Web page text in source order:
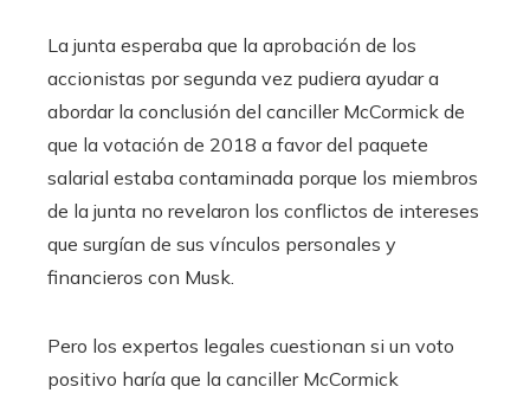
La junta esperaba que la aprobación de los
accionistas por segunda vez pudiera ayudar a
abordar la conclusión del canciller McCormick de
que la votación de 2018 a favor del paquete
salarial estaba contaminada porque los miembros
de la junta no revelaron los conflictos de intereses
que surgían de sus vínculos personales y
financieros con Musk.
Pero los expertos legales cuestionan si un voto
positivo haría que la canciller McCormick